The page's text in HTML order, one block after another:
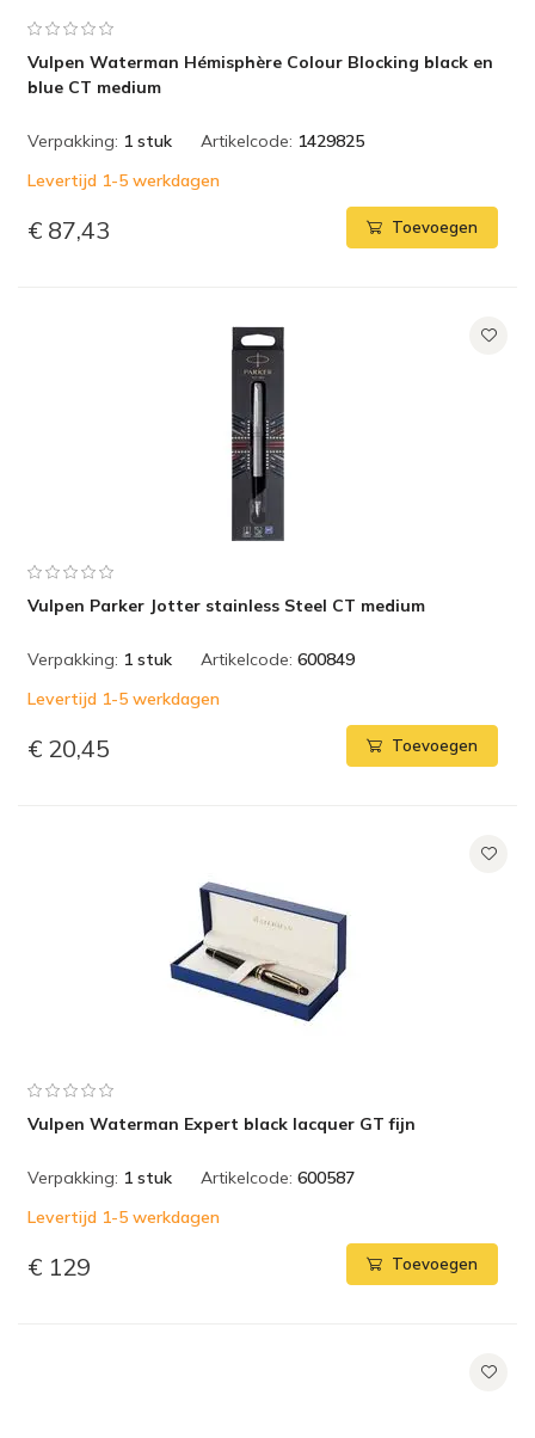
Vulpen Waterman Hémisphère Colour Blocking black en
blue CT medium
Verpakking: 1 stuk Artikelcode: 1429825
Levertijd 1-5 werkdagen
€ 87,43 Toevoegen
Vulpen Parker Jotter stainless Steel CT medium
Verpakking: 1 stuk Artikelcode: 600849
Levertijd 1-5 werkdagen
€ 20,45 Toevoegen
Vulpen Waterman Expert black lacquer GT fijn
Verpakking: 1 stuk Artikelcode: 600587
Levertijd 1-5 werkdagen
€ 129 Toevoegen